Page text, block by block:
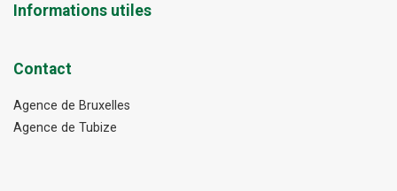
Informations utiles
Contact
Agence de Bruxelles
Agence de Tubize